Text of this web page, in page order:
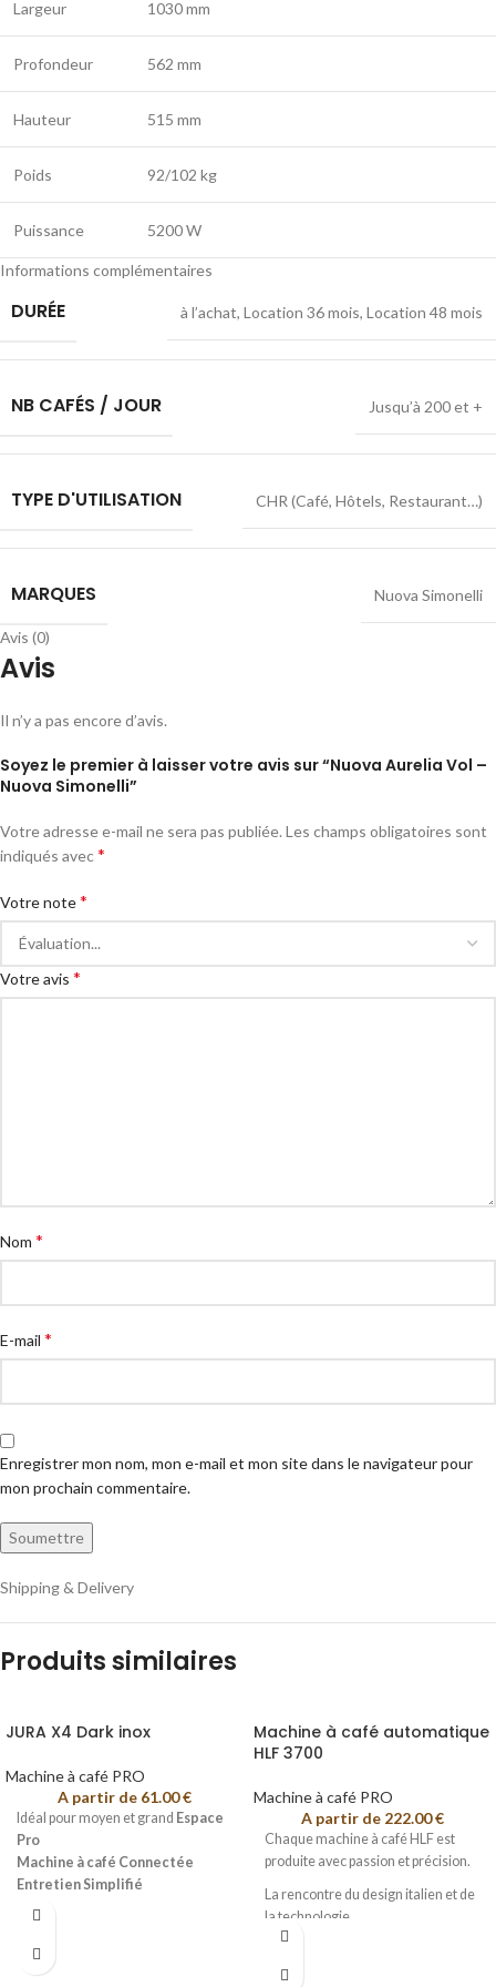
Largeur 1030 mm
Profondeur 562 mm
Hauteur 515 mm
Poids 92/102 kg
Puissance 5200 W
Informations complémentaires
DURÉE à l’achat, Location 36 mois, Location 48 mois
NB CAFÉS / JOUR Jusqu’à 200 et +
TYPE D'UTILISATION CHR (Café, Hôtels, Restaurant…)
MARQUES Nuova Simonelli
Avis (0)
Avis
Il n’y a pas encore d’avis.
Soyez le premier à laisser votre avis sur “Nuova Aurelia Vol –
Nuova Simonelli”
Votre adresse e-mail ne sera pas publiée. Les champs obligatoires sont
indiqués avec*
Votre note*
Votre avis *
Nom *
E-mail *
Enregistrer mon nom, mon e-mail et mon site dans le navigateur pour
mon prochain commentaire.
Shipping & Delivery
Produits similaires
JURA X4 Dark inox
Machine à café PRO
A partir de 61.00€
Idéal pour moyen et grand Espace
Pro
Machine à café Connectée
Entretien Simplifié
Fonction Eau chaude (thés
Grands Contenants =
Machine à café automatique
HLF 3700
Machine à café PRO
A partir de 222.00€
Chaque machine à café HLF est
produite avec passion et précision.
La rencontre du design italien et de
la technologie
Jusqu’à 200 cafés / jours